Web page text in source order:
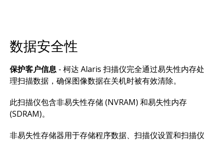
数据安全性
保护客户信息 - 柯达 Alaris 扫描仪完全通过易失性内存处
理扫描数据，确保图像数据在关机时被有效清除。
此扫描仪包含非易失性存储 (NVRAM) 和易失性内存
(SDRAM)。
非易失性存储器用于存储程序数据、扫描仪设置和扫描仪